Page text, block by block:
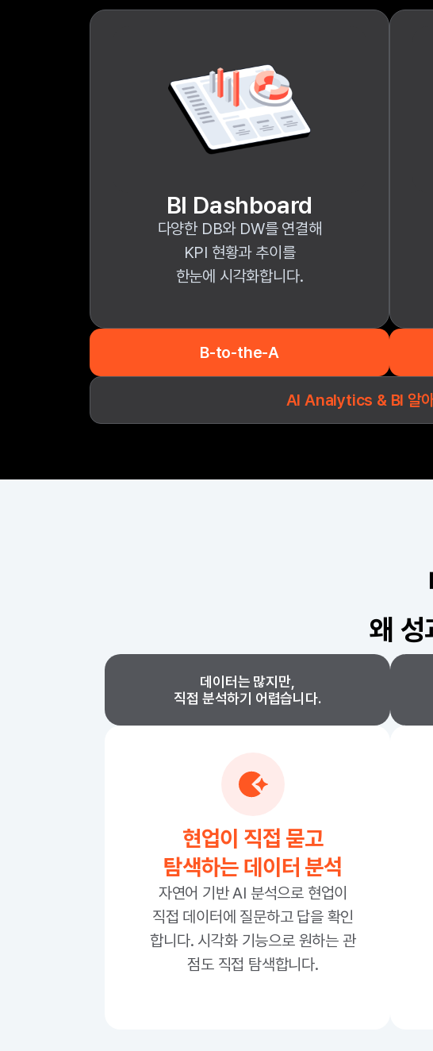
BI Dashboard
다양한 DB와 DW를 연결해
KPI 현황과 추이를
한눈에 시각화합니다.
B-to-the-A
AI Analytics & BI 알아
왜 성
데이터는 많지만,
직접 분석하기 어렵습니다.
현업이 직접 묻고
탐색하는 데이터 분석
자연어 기반 AI 분석으로 현업이
직접 데이터에 질문하고 답을 확인
합니다. 시각화 기능으로 원하는 관
점도 직접 탐색합니다.